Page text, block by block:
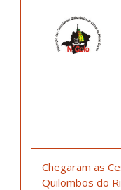
Chegaram as
Quilombos do